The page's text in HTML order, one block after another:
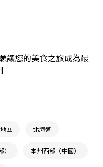
讓您的美食之旅成為最
區 北海道
本州西部（中國）